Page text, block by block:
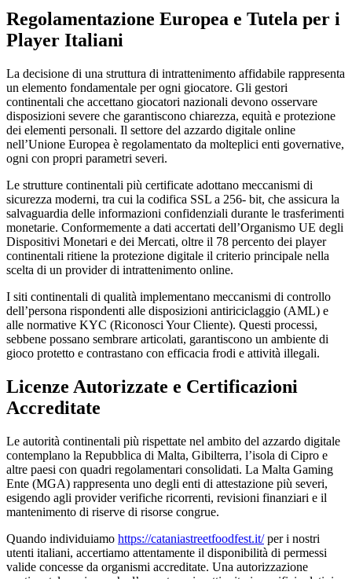
Regolamentazione Europea e Tutela per i
Player Italiani
La decisione di una struttura di intrattenimento affidabile rappresenta
un elemento fondamentale per ogni giocatore. Gli gestori
continentali che accettano giocatori nazionali devono osservare
disposizioni severe che garantiscono chiarezza, equità e protezione
dei elementi personali. Il settore del azzardo digitale online
nell’Unione Europea è regolamentato da molteplici enti governative,
ogni con propri parametri severi.
Le strutture continentali più certificate adottano meccanismi di
sicurezza moderni, tra cui la codifica SSL a 256- bit, che assicura la
salvaguardia delle informazioni confidenziali durante le trasferimenti
monetarie. Conformemente a dati accertati dell’Organismo UE degli
Dispositivi Monetari e dei Mercati, oltre il 78 percento dei player
continentali ritiene la protezione digitale il criterio principale nella
scelta di un provider di intrattenimento online.
I siti continentali di qualità implementano meccanismi di controllo
dell’persona rispondenti alle disposizioni antiriciclaggio (AML) e
alle normative KYC (Riconosci Your Cliente). Questi processi,
sebbene possano sembrare articolati, garantiscono un ambiente di
gioco protetto e contrastano con efficacia frodi e attività illegali.
Licenze Autorizzate e Certificazioni
Accreditate
Le autorità continentali più rispettate nel ambito del azzardo digitale
contemplano la Repubblica di Malta, Gibilterra, l’isola di Cipro e
altre paesi con quadri regolamentari consolidati. La Malta Gaming
Ente (MGA) rappresenta uno degli enti di attestazione più severi,
esigendo agli provider verifiche ricorrenti, revisioni finanziari e il
mantenimento di riserve di risorse congrue.
Quando individuiamo https://cataniastreetfoodfest.it/per i nostri
utenti italiani, accertiamo attentamente il disponibilità di permessi
valide concesse da organismi accreditate. Una autorizzazione